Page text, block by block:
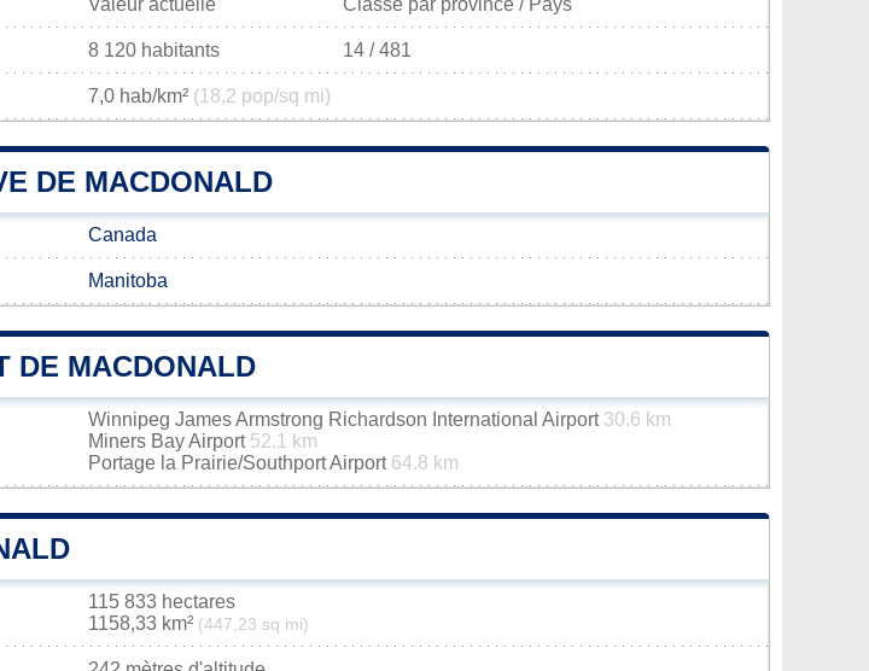
Valeur actuelle Classé par province / Pays
8 120 habitants 14 / 481
7,0 hab/km² (18,2 pop/sq mi)
DE MACDONALD
Canada
Manitoba
DE MACDONALD
Winnipeg James Armstrong Richardson International Airport 30.6 km
Miners Bay Airport 52.1 km
Portage la Prairie/Southport Airport 64.8 km
115 833 hectares
1158,33 km² (447,23 sq mi)